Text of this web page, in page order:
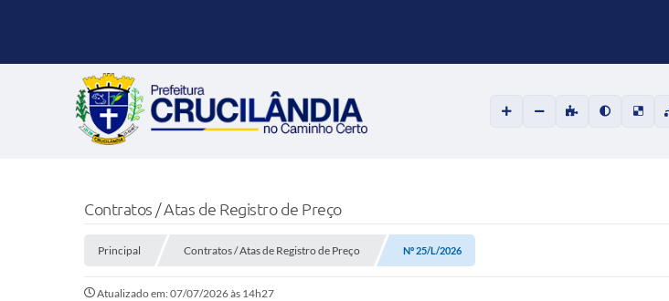
Contratos / Atas de Registro de Preço
Principal Contratos / Atas de Registro de Preço Nº 25/L/2026
Atualizado em: 07/07/2026 às 14h27